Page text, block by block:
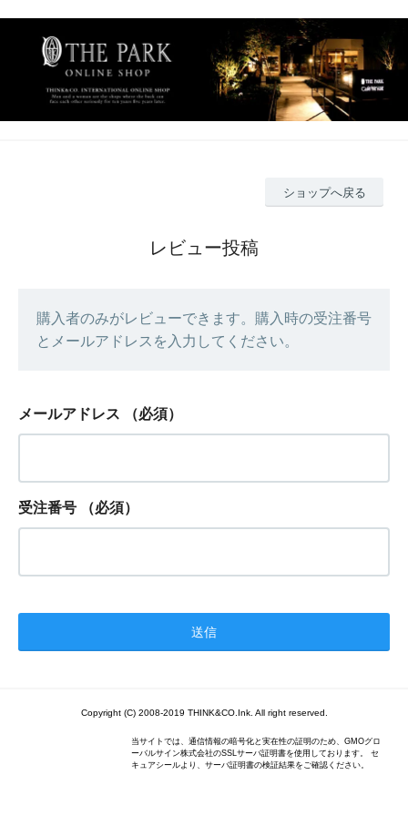
ショップへ戻る
レビュー投稿
購入者のみがレビューできます。購入時の受注番号
とメールアドレスを入力してください。
メールアドレス （必須）
受注番号 （必須）
Copyright (C) 2008-2019 THINK&CO.Ink. All right reserved.
当サイトでは、通信情報の暗号化と実在性の証明のため、GMOグロ
ーバルサイン株式会社のSSLサーバ証明書を使用しております。 セ
キュアシールより、サーバ証明書の検証結果をご確認ください。